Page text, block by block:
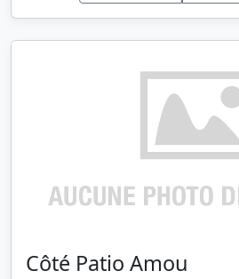
Côté Patio Amou